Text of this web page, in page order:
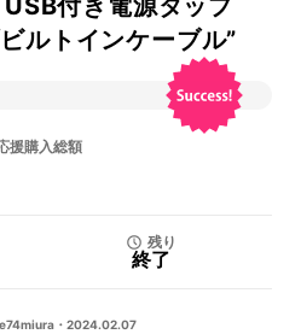
付き電源タップ
ルトインケーブル”
援購入総額
残り
終了
・ 2024.02.07